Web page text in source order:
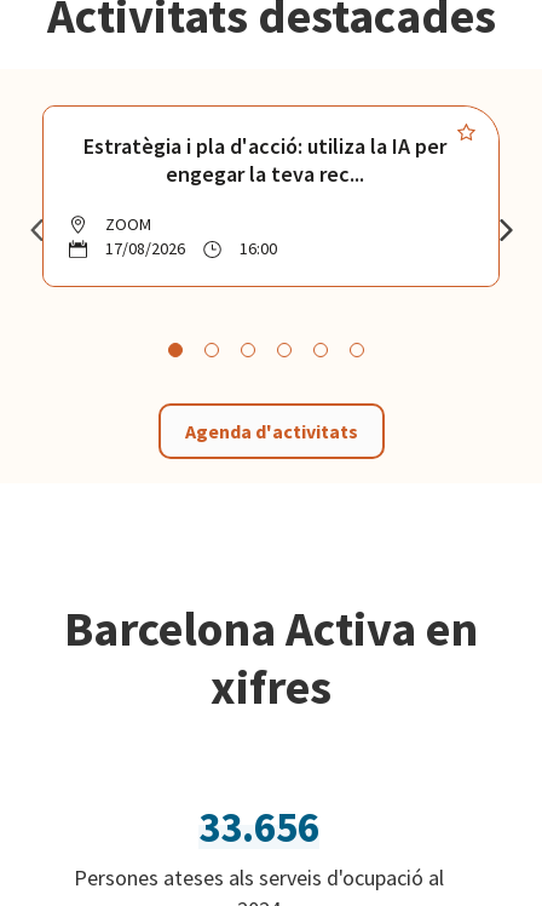
Activitats destacades
Estratègia i pla d'acció: utiliza la IA per
engegar la teva rec...
ZOOM
17/08/2026
16:00
Agenda d'activitats
Barcelona Activa en
xifres
33.656
Persones ateses als serveis d'ocupació al